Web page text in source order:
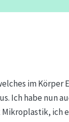
im
Ich habe nun
ich